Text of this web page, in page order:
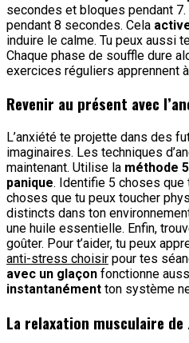
secondes et bloques pendant
pendant 8 secondes. Cela
induire le calme. Tu peux aussi
Chaque phase de souffle dure
exercices réguliers apprennent
Revenir au présent avec
L’anxiété te projette dans des
imaginaires. Les techniques
maintenant. Utilise la méthode
panique. Identifie 5 choses que
choses que tu peux toucher
distincts dans ton
une huile essentielle. Enfin,
goûter. Pour t’aider, tu peux
anti-stress choisir pour tes
avec un glaçon fonctionne
instantanément ton système
La relaxation musculaire de